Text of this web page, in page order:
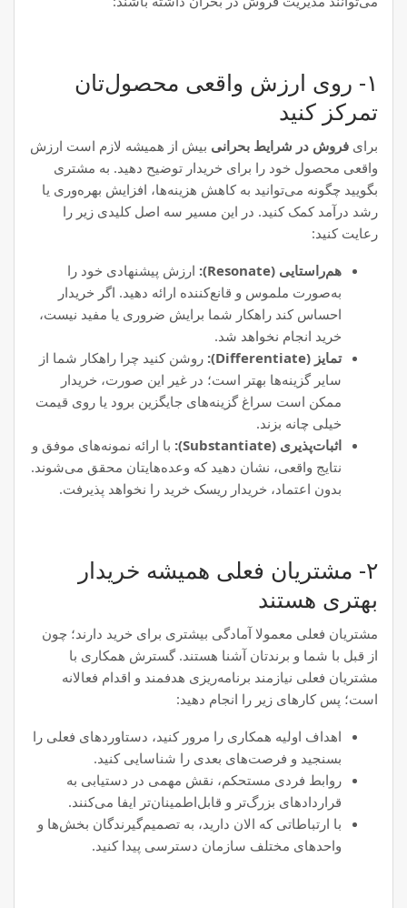
۱- روی ارزش واقعی محصول‌تان
تمرکز کنید
برای فروش در شرایط بحرانی بیش از همیشه لازم است ارزش
واقعی محصول خود را برای خریدار توضیح دهید. به مشتری
بگویید چگونه می‌توانید به کاهش هزینه‌ها، افزایش بهره‌وری یا
رشد درآمد کمک کنید. در این مسیر سه اصل کلیدی زیر را
رعایت کنید:
هم‌راستایی (Resonate):
ارزش پیشنهادی خود را
به‌صورت ملموس و قانع‌کننده ارائه دهید. اگر خریدار
احساس کند راهکار شما برایش ضروری یا مفید نیست،
خرید انجام نخواهد شد.
تمایز (Differentiate):
روشن کنید چرا راهکار شما از
سایر گزینه‌ها بهتر است؛ در غیر این صورت، خریدار
ممکن است سراغ گزینه‌های جایگزین برود یا روی قیمت
خیلی چانه بزند.
اثبات‌پذیری (Substantiate):
با ارائه نمونه‌های موفق و
نتایج واقعی، نشان دهید که وعده‌هایتان محقق می‌شوند.
بدون اعتماد، خریدار ریسک خرید را نخواهد پذیرفت.
۲- مشتریان فعلی همیشه خریدار
بهتری هستند
مشتریان فعلی معمولا آمادگی بیشتری برای خرید دارند؛ چون
از قبل با شما و برندتان آشنا هستند. گسترش همکاری با
مشتریان فعلی نیازمند برنامه‌ریزی هدفمند و اقدام فعالانه
است؛ پس کارهای زیر را انجام دهید:
اهداف اولیه همکاری را مرور کنید، دستاوردهای فعلی را
بسنجید و فرصت‌های بعدی را شناسایی کنید.
روابط فردی مستحکم، نقش مهمی در دستیابی به
قراردادهای بزرگ‌تر و قابل‌اطمینان‌تر ایفا می‌کنند.
با ارتباطاتی که الان دارید، به تصمیم‌گیرندگان بخش‌ها و
واحدهای مختلف سازمان دسترسی پیدا کنید.